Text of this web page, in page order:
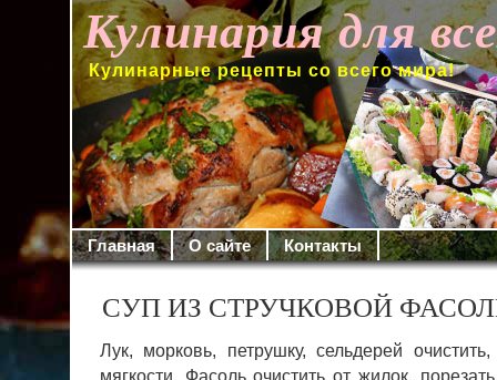
Кулинария для
Кулинарные рецепты со всего мира!
Главная О сайте Контакты
СУП ИЗ СТРУЧКОВОЙ
Лук, морковь, петрушку, сельдерей
мягкости. Фасоль очистить от жилок,